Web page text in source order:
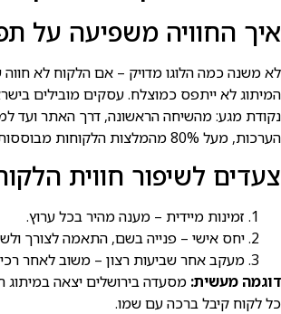
איך החוויה משפיעה על
לא משנה כמה הלוגו מדויק – אם הלקוח לא חווה
המיתוג לא ייתפס כמוצלח. עסקים מובילים
נקודת מגע: מהשיחה הראשונה, דרך האתר ועד
הערכות, מעל 80% מהמלצות הלקוחות מבוססות על חוויה חיובית.
צעדים לשיפור חווית
זמינות מיידית – מענה מהיר בכל ערוץ.
יחס אישי – פנייה בשם, התאמה לצורך
מעקב אחר שביעות רצון – משוב לאחר
דוגמה מעשית: מסעדה בירושלים יצאה
כל לקוח קיבל ברכה עם שמו.